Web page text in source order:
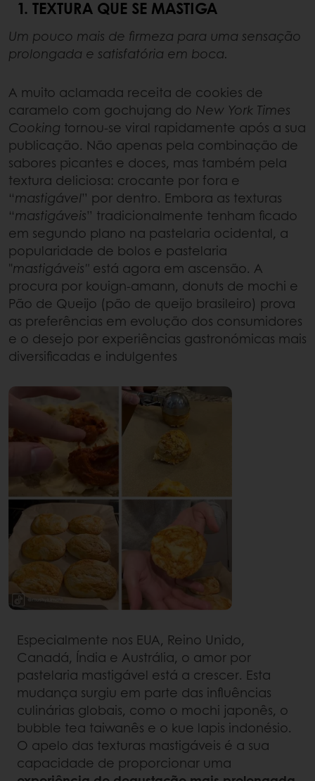
1. TEXTURA QUE SE MASTIGA
Um pouco mais de firmeza para uma sensação
prolongada e satisfatória em boca.
A muito aclamada receita de cookies de
caramelo com gochujang do New York Times
Cooking tornou-se viral rapidamente após a sua
publicação. Não apenas pela combinação de
sabores picantes e doces, mas também pela
textura deliciosa: crocante por fora e
“mastigável” por dentro. Embora as texturas
“mastigáveis” tradicionalmente tenham ficado
em segundo plano na pastelaria ocidental, a
popularidade de bolos e pastelaria
"mastigáveis" está agora em ascensão. A
procura por kouign-amann, donuts de mochi e
Pão de Queijo (pão de queijo brasileiro) prova
as preferências em evolução dos consumidores
e o desejo por experiências gastronómicas mais
diversificadas e indulgentes
Especialmente nos EUA, Reino Unido,
Canadá, Índia e Austrália, o amor por
pastelaria mastigável está a crescer. Esta
mudança surgiu em parte das influências
culinárias globais, como o mochi japonês, o
bubble tea taiwanês e o kue lapis indonésio.
O apelo das texturas mastigáveis é a sua
capacidade de proporcionar uma